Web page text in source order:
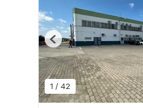
1 / 42
Previous